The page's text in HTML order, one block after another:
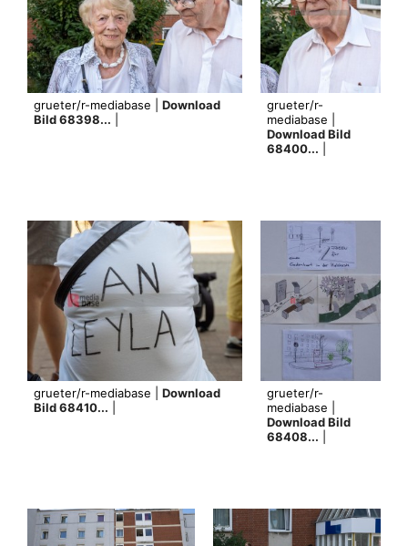
grueter/r-mediabase | Download
Bild 68398...
grueter/r-
mediabase |
Download Bild
68400...
grueter/r-mediabase | Download
Bild 68410...
grueter/r-
mediabase |
Download Bild
68408...